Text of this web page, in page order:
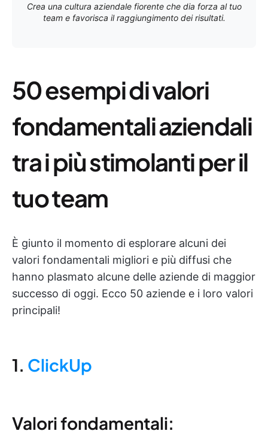
Crea una cultura aziendale fiorente che dia forza al tuo
team e favorisca il raggiungimento dei risultati.
50 esempi di valori
fondamentali aziendali
tra i più stimolanti per il
tuo team
È giunto il momento di esplorare alcuni dei
valori fondamentali migliori e più diffusi che
hanno plasmato alcune delle aziende di maggior
successo di oggi. Ecco 50 aziende e i loro valori
principali!
1. ClickUp
Valori fondamentali: